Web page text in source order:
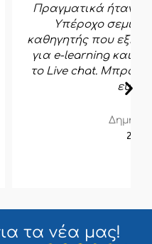
που χρειαζόμουν.
Φανταστικός
πάντα. Άψογο site
εξυπηρέτηση με
μπράβο και
τα νέα μας!